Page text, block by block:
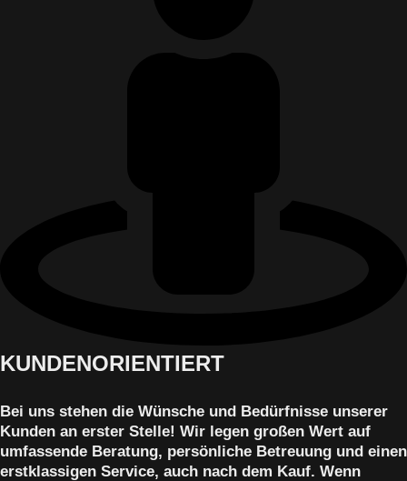
KUNDENORIENTIERT
Bei uns stehen die Wünsche und Bedürfnisse unserer
Kunden an erster Stelle! Wir legen großen Wert auf
umfassende Beratung, persönliche Betreuung und einen
erstklassigen Service, auch nach dem Kauf. Wenn